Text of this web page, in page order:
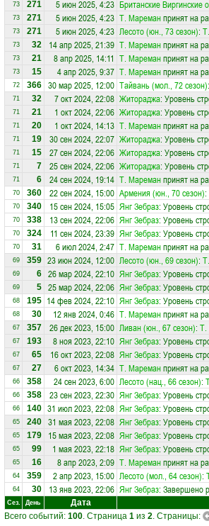
73 271 5 июн 2025, 4:23 Британские Виргинские
73 271 5 июн 2025, 4:23 Т. Мареманпринят на
73 271 5 июн 2025, 4:23 Лесото (юн., 73 сезон):
73 32 14 апр 2025, 21:39 Т. Мареманпринят на
73 21 8 апр 2025, 14:11 Т. Мареманпринят на
73 15 4 апр 2025, 9:37 Т. Мареманпринят на
72 366 30 мар 2025, 12:00 Тайвань (мол., 72 сезон):
71 32 7 окт 2024, 22:08 Житораджа: Уровень
71 21 1 окт 2024, 22:06 Житораджа: Уровень
71 20 1 окт 2024, 14:13 Т. Мареманпринят на
71 19 30 сен 2024, 22:07 Житораджа: Уровень
71 15 27 сен 2024, 22:06 Житораджа: Уровень
71 7 25 сен 2024, 22:06 Житораджа: Уровень
71 6 24 сен 2024, 19:14 Т. Мареманпринят на
70 360 22 сен 2024, 15:00 Армения (юн., 70 сезон):
70 340 15 сен 2024, 15:05 Янг Зебраз: Уровень
70 338 13 сен 2024, 22:06 Янг Зебраз: Уровень
70 324 11 сен 2024, 23:39 Янг Зебраз: Уровень
70 31 6 июл 2024, 2:47 Т. Мареманпринят на
69 359 23 июн 2024, 12:00 Лесото (юн., 69 сезон):
69 6 26 мар 2024, 22:10 Янг Зебраз: Уровень
69 5 25 мар 2024, 22:06 Янг Зебраз: Уровень
68 195 14 фев 2024, 22:10 Янг Зебраз: Уровень
68 30 12 янв 2024, 0:46 Т. Мареманпринят на
67 357 26 дек 2023, 15:00 Ливан (юн., 67 сезон): Т.
67 193 8 ноя 2023, 22:10 Янг Зебраз: Уровень
67 65 16 окт 2023, 22:08 Янг Зебраз: Уровень
67 27 6 окт 2023, 14:34 Т. Мареманпринят на
66 358 24 сен 2023, 6:00 Лесото (нац., 66 сезон):
66 358 23 сен 2023, 22:30 Янг Зебраз: Уровень
66 140 31 июл 2023, 22:08 Янг Зебраз: Уровень
65 240 31 мая 2023, 22:08 Янг Зебраз: Уровень
65 179 15 мая 2023, 22:08 Янг Зебраз: Уровень
65 99 1 мая 2023, 22:18 Янг Зебраз: Уровень
65 16 8 апр 2023, 2:09 Т. Мареманпринят на
64 359 2 апр 2023, 15:00 Лесото (мол., 64 сезон):
64 30 13 янв 2023, 22:06 Янг Зебраз: Завершено
Сез. День
Дата
Всего событий: 100. Страница 1 из 2. Страницы: